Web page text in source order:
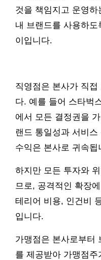
것을 책임지고 운영하
내 브랜드를 사용하도
이입니다.
직영점은 본사가 직
다. 예를 들어 스타벅
에서 모든 결정권을
랜드 통일성과 서비
수익은 본사로 귀속됩
하지만 모든 투자와
므로, 공격적인 확장
테리어 비용, 인건비
입니다.
가맹점은 본사로부터
를 제공받아 가맹점